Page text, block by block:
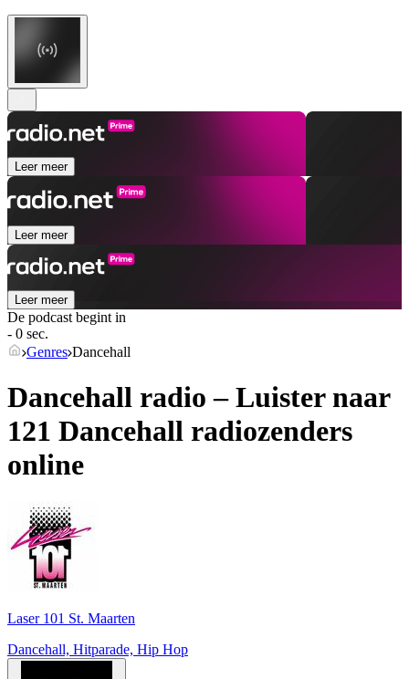
Leer meer
Leer meer
Leer meer
De podcast begint in
- 0 sec.
Genres Dancehall
Dancehall radio – Luister naar
121 Dancehall radiozenders
online
Laser 101 St. Maarten
Dancehall, Hitparade, Hip Hop